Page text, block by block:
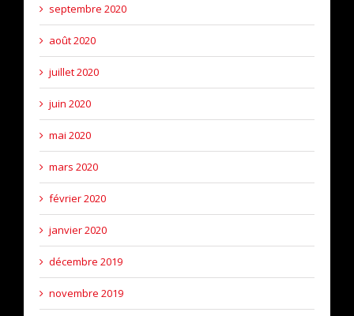
septembre 2020
août 2020
juillet 2020
juin 2020
mai 2020
mars 2020
février 2020
janvier 2020
décembre 2019
novembre 2019